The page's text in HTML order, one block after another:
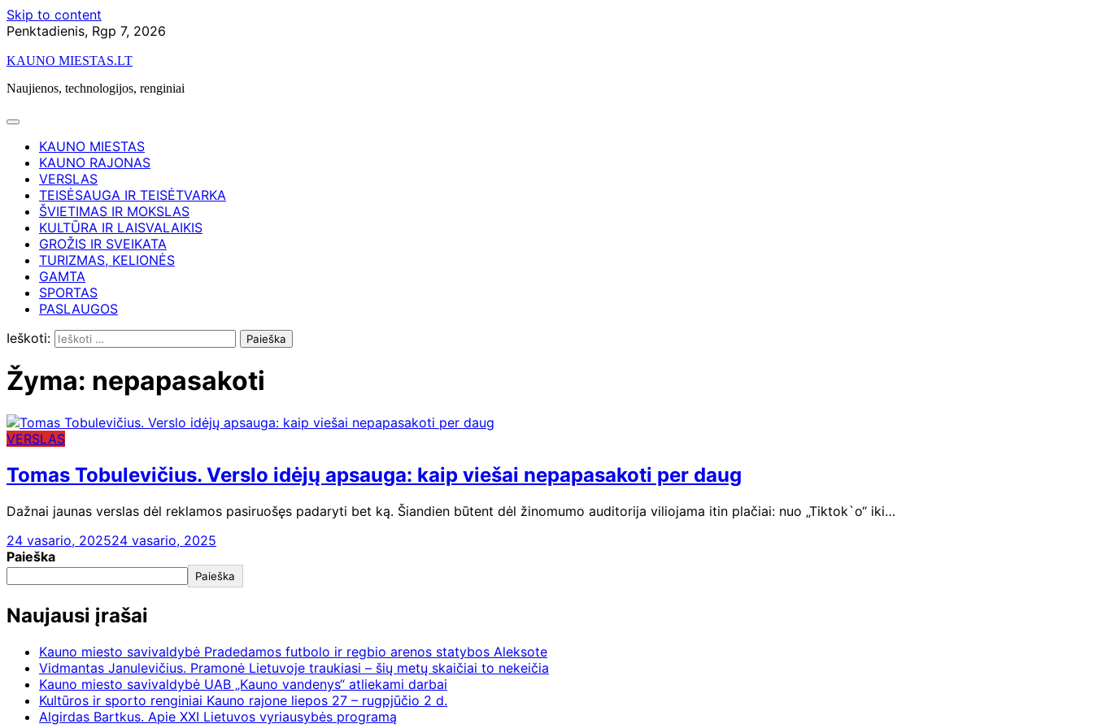
Skip to content
Penktadienis, Rgp 7, 2026
KAUNO MIESTAS.LT
Naujienos, technologijos, renginiai
KAUNO MIESTAS
KAUNO RAJONAS
VERSLAS
TEISĖSAUGA IR TEISĖTVARKA
ŠVIETIMAS IR MOKSLAS
KULTŪRA IR LAISVALAIKIS
GROŽIS IR SVEIKATA
TURIZMAS, KELIONĖS
GAMTA
SPORTAS
PASLAUGOS
Ieškoti:
Žyma: nepapasakoti
VERSLAS
Tomas Tobulevičius. Verslo idėjų apsauga: kaip viešai nepapasakoti per daug
Dažnai jaunas verslas dėl reklamos pasiruošęs padaryti bet ką. Šiandien būtent dėl žinomumo auditorija viliojama itin plačiai: nuo „Tiktok`o“ iki…
24 vasario, 202524 vasario, 2025
Paieška
Paieška
Naujausi įrašai
Kauno miesto savivaldybė Pradedamos futbolo ir regbio arenos statybos Aleksote
Vidmantas Janulevičius. Pramonė Lietuvoje traukiasi – šių metų skaičiai to nekeičia
Kauno miesto savivaldybė UAB „Kauno vandenys“ atliekami darbai
Kultūros ir sporto renginiai Kauno rajone liepos 27 – rugpjūčio 2 d.
Algirdas Bartkus. Apie XXI Lietuvos vyriausybės programą